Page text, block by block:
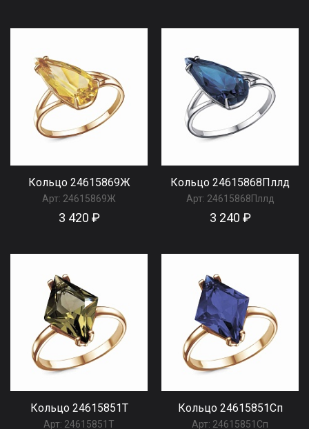
Кольцо 24615869Ж
Арт: 24615869Ж
3 420 ₽
Кольцо 24615868Пллд
Арт: 24615868Пллд
3 240 ₽
Кольцо 24615851Т
Арт: 24615851Т
Кольцо 24615851Сп
Арт: 24615851Сп